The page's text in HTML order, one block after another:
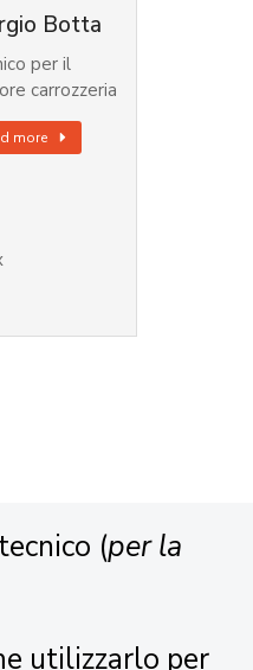
Botta
per il
carrozzeria
more
(per la
utilizzarlo per